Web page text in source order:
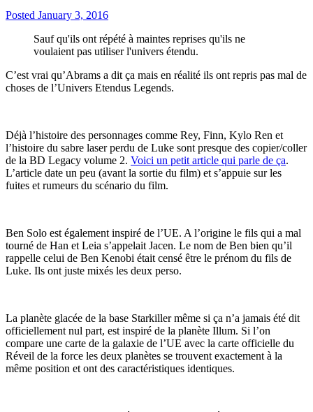
Posted January 3, 2016
Sauf qu'ils ont répété à maintes reprises qu'ils ne
voulaient pas utiliser l'univers étendu.
C’est vrai qu’Abrams a dit ça mais en réalité ils ont repris pas mal de
choses de l’Univers Etendus Legends.
Déjà l’histoire des personnages comme Rey, Finn, Kylo Ren et
l’histoire du sabre laser perdu de Luke sont presque des copier/coller
de la BD Legacy volume 2. Voici un petit article qui parle de ça.
L’article date un peu (avant la sortie du film) et s’appuie sur les
fuites et rumeurs du scénario du film.
Ben Solo est également inspiré de l’UE. A l’origine le fils qui a mal
tourné de Han et Leia s’appelait Jacen. Le nom de Ben bien qu’il
rappelle celui de Ben Kenobi était censé être le prénom du fils de
Luke. Ils ont juste mixés les deux perso.
La planète glacée de la base Starkiller même si ça n’a jamais été dit
officiellement nul part, est inspiré de la planète Illum. Si l’on
compare une carte de la galaxie de l’UE avec la carte officielle du
Réveil de la force les deux planètes se trouvent exactement à la
même position et ont des caractéristiques identiques.